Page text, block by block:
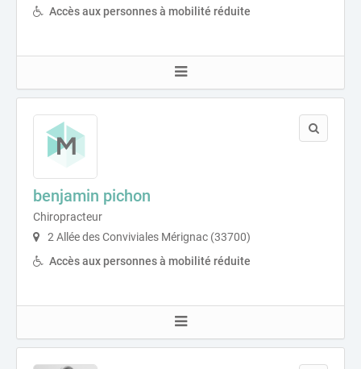
Accès aux personnes à mobilité réduite
benjamin pichon
Chiropracteur
2 Allée des Conviviales Mérignac (33700)
Accès aux personnes à mobilité réduite